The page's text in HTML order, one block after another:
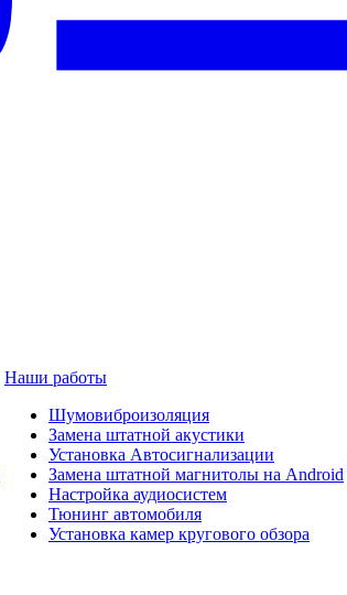
Наши работы
Шумовиброизоляция
Замена штатной акустики
Установка Автосигнализации
Замена штатной магнитолы на Android
Настройка аудиосистем
Тюнинг автомобиля
Установка камер кругового обзора